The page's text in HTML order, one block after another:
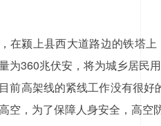
在颍上县西大道路边的铁塔
为360兆伏安，将为城乡居民
前高架线的紧线工作没有很
空，为了保障人身安全，高空